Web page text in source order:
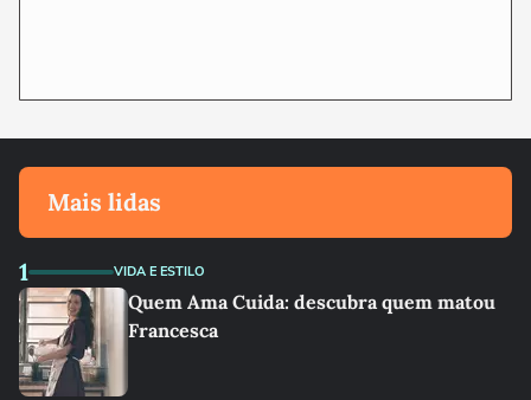
Mais lidas
1 VIDA E ESTILO
Quem Ama Cuida: descubra quem matou
Francesca